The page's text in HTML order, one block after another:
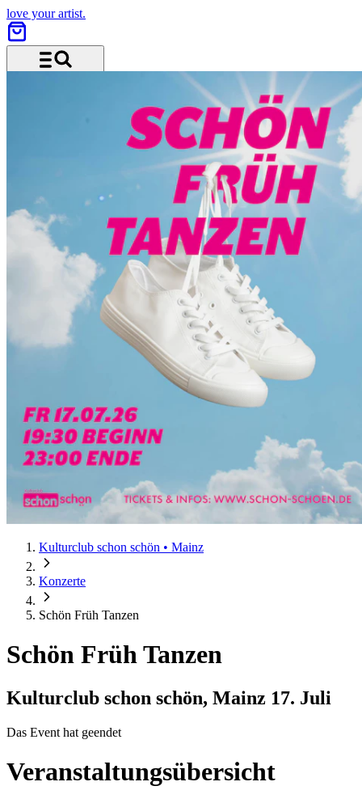
love your artist.
Kulturclub schon schön • Mainz
Konzerte
Schön Früh Tanzen
Schön Früh Tanzen
Kulturclub schon schön, Mainz 17. Juli
Das Event hat geendet
Veranstaltungsübersicht